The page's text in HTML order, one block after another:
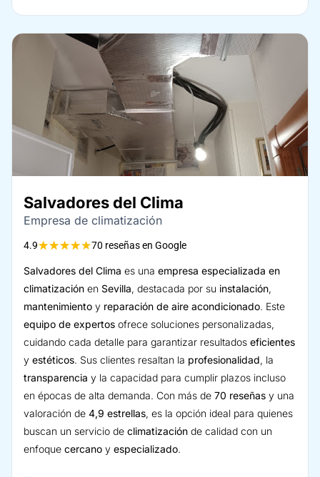
Salvadores del Clima
Empresa de climatización
4.9★★★★★70 reseñas en Google
Salvadores del Clima es una empresa especializada en
climatización en Sevilla, destacada por su instalación,
mantenimiento y reparación de aire acondicionado. Este
equipo de expertos ofrece soluciones personalizadas,
cuidando cada detalle para garantizar resultados eficientes
y estéticos. Sus clientes resaltan la profesionalidad, la
transparencia y la capacidad para cumplir plazos incluso
en épocas de alta demanda. Con más de 70 reseñas y una
valoración de 4,9 estrellas, es la opción ideal para quienes
buscan un servicio de climatización de calidad con un
enfoque cercano y especializado.